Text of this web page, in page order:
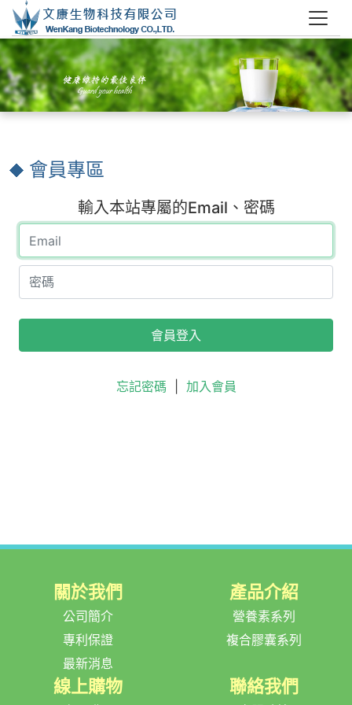
會員專區
輸入本站專屬的Email、密碼
會員登入
忘記密碼 加入會員
關於我們
公司簡介
專利保證
最新消息
產品介紹
營養素系列
複合膠囊系列
線上購物 聯絡我們